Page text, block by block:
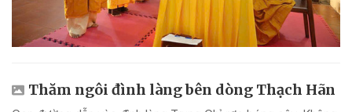
Thăm ngôi đình làng bên dòng Thạch Hãn